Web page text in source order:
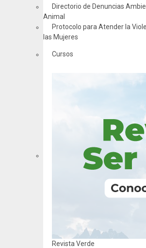
Directorio de Denuncias
Animal
Protocolo para Atender la
las Mujeres
Cursos
Revista Verde